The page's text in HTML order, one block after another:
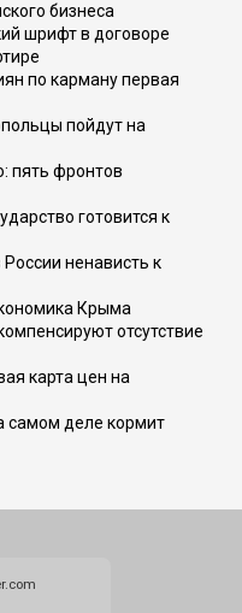
бизнеса
шрифт в договоре
по карману первая
пойдут на
пять фронтов
готовится к
России ненависть к
Крыма
отсутствие
карта цен на
самом деле кормит